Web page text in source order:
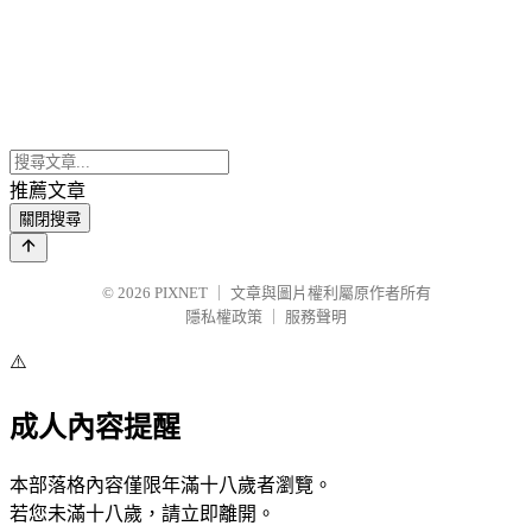
推薦文章
關閉搜尋
© 2026 PIXNET
文章與圖片權利屬原作者所有
隱私權政策
服務聲明
⚠️
成人內容提醒
本部落格內容僅限年滿十八歲者瀏覽。
若您未滿十八歲，請立即離開。